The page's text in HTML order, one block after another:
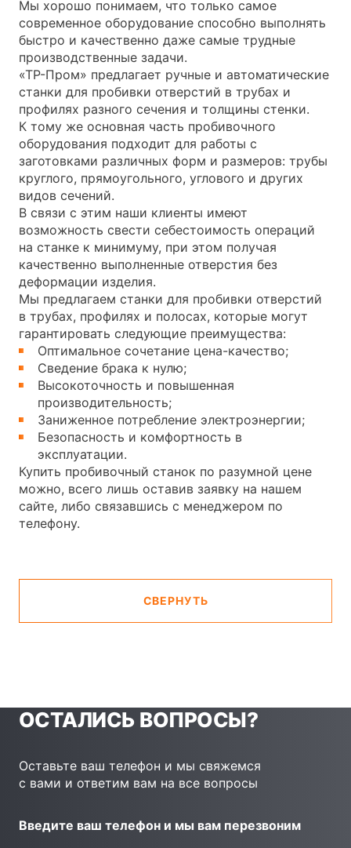
Мы хорошо понимаем, что только самое
современное оборудование способно выполнять
быстро и качественно даже самые трудные
производственные задачи.
«ТР-Пром» предлагает ручные и автоматические
станки для пробивки отверстий в трубах и
профилях разного сечения и толщины стенки.
К тому же основная часть пробивочного
оборудования подходит для работы с
заготовками различных форм и размеров: трубы
круглого, прямоугольного, углового и других
видов сечений.
В связи с этим наши клиенты имеют
возможность свести себестоимость операций
на станке к минимуму, при этом получая
качественно выполненные отверстия без
деформации изделия.
Мы предлагаем станки для пробивки отверстий
в трубах, профилях и полосах, которые могут
гарантировать следующие преимущества:
Оптимальное сочетание цена-качество;
Сведение брака к нулю;
Высокоточность и повышенная
производительность;
Заниженное потребление электроэнергии;
Безопасность и комфортность в
эксплуатации.
Купить пробивочный станок по разумной цене
можно, всего лишь оставив заявку на нашем
сайте, либо связавшись с менеджером по
телефону.
СВЕРНУТЬ
ОСТАЛИСЬ ВОПРОСЫ?
Оставьте ваш телефон и мы свяжемся
с вами и ответим вам на все вопросы
Введите ваш телефон и мы вам перезвоним